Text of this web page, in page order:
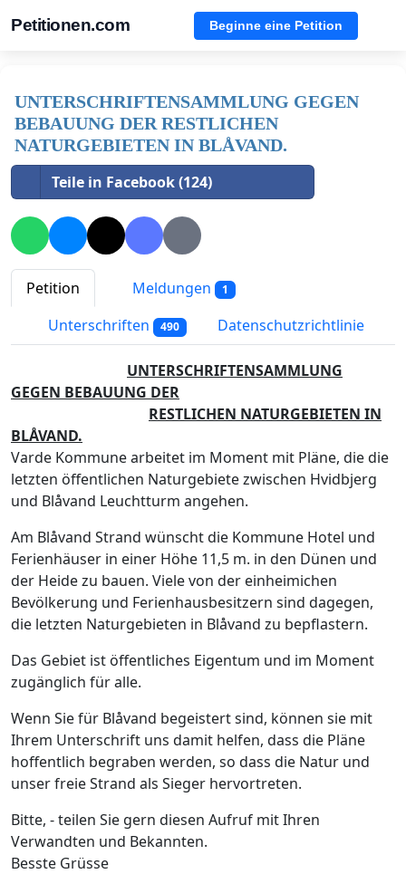
Petitionen.com Beginne eine Petition
UNTERSCHRIFTENSAMMLUNG GEGEN
BEBAUUNG DER RESTLICHEN
NATURGEBIETEN IN BLÅVAND.
Teile in Facebook (124)
Petition Meldungen 1
Unterschriften 490 Datenschutzrichtlinie
UNTERSCHRIFTENSAMMLUNG
GEGEN BEBAUUNG DER
RESTLICHEN NATURGEBIETEN IN
BLÅVAND.
Varde Kommune arbeitet im Moment mit Pläne, die die
letzten öffentlichen Naturgebiete zwischen Hvidbjerg
und Blåvand Leuchtturm angehen.
Am Blåvand Strand wünscht die Kommune Hotel und
Ferienhäuser in einer Höhe 11,5 m. in den Dünen und
der Heide zu bauen. Viele von der einheimichen
Bevölkerung und Ferienhausbesitzern sind dagegen,
die letzten Naturgebieten in Blåvand zu bepflastern.
Das Gebiet ist öffentliches Eigentum und im Moment
zugänglich für alle.
Wenn Sie für Blåvand begeistert sind, können sie mit
Ihrem Unterschrift uns damit helfen, dass die Pläne
hoffentlich begraben werden, so dass die Natur und
unser freie Strand als Sieger hervortreten.
Bitte, - teilen Sie gern diesen Aufruf mit Ihren
Verwandten und Bekannten.
Besste Grüsse